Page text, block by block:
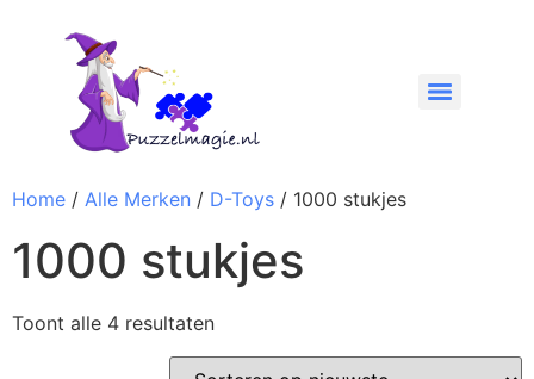
Home / Alle Merken / D-Toys / 1000 stukjes
1000 stukjes
Toont alle 4 resultaten